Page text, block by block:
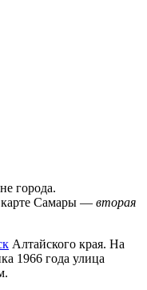
города.
карте Самары — вторая
Алтайского края. На
1966 года улица